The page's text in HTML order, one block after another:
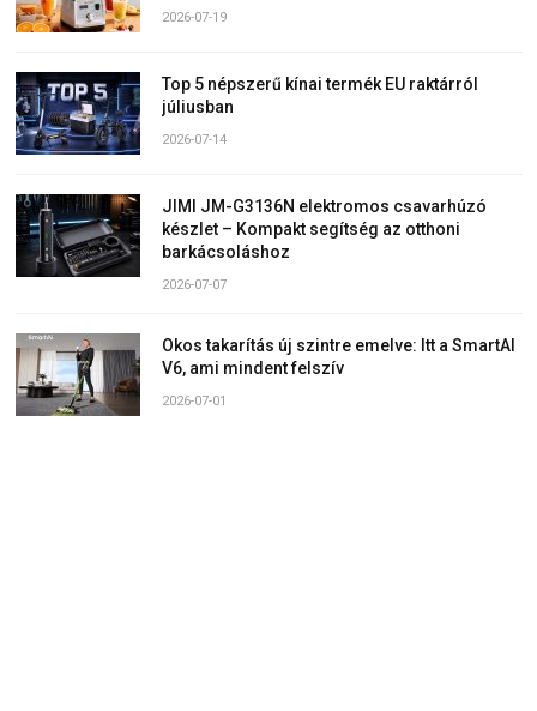
2026-07-19
Top 5 népszerű kínai termék EU raktárról
júliusban
2026-07-14
JIMI JM-G3136N elektromos csavarhúzó
készlet – Kompakt segítség az otthoni
barkácsoláshoz
2026-07-07
Okos takarítás új szintre emelve: Itt a SmartAI
V6, ami mindent felszív
2026-07-01